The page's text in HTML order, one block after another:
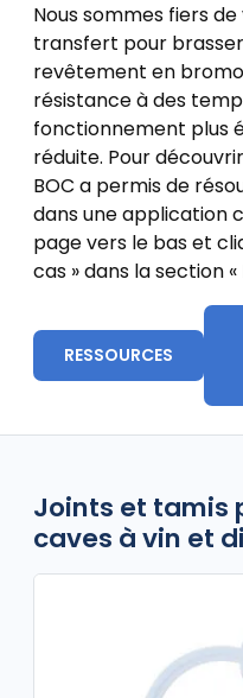
Nous sommes fiers
transfert pour
revêtement en
résistance à des
fonctionnement plus
réduite. Pour
BOC a permis de
dans une application
page vers le bas et
cas » dans la section «
RESSOURCES
Joints et tamis
caves à vin et